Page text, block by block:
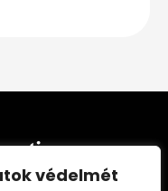
védelmét